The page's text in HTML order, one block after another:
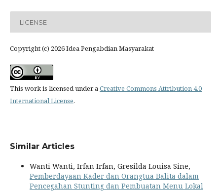
LICENSE
Copyright (c) 2026 Idea Pengabdian Masyarakat
This work is licensed under aCreative Commons Attribution 4.0
International License.
Similar Articles
Wanti Wanti, Irfan Irfan, Gresilda Louisa Sine,
Pemberdayaan Kader dan Orangtua Balita dalam
Pencegahan Stunting dan Pembuatan Menu Lokal